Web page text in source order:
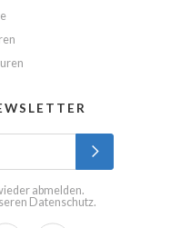
abmelden.
Datenschutz.